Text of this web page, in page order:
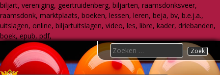
biljart, vereniging, geertruidenberg, biljarten, raamsdonksveer,
raamsdonk, marktplaats, boeken, lessen, leren, beja, bv, b.e.j.a.,
uitslagen, online, biljartuitslagen, video, les, libre, kader, driebanden,
boek, epub, pdf,
to
content
Search
for: